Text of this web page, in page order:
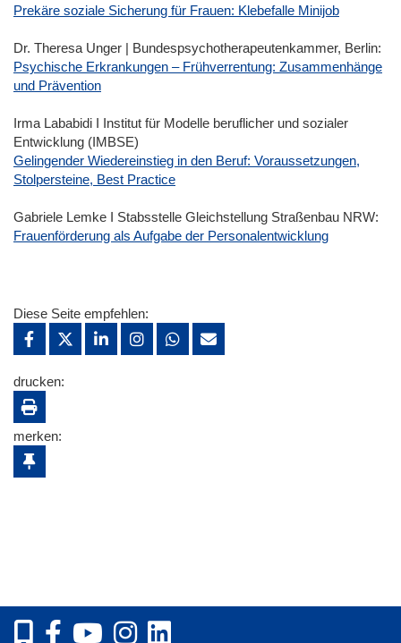
Prekäre soziale Sicherung für Frauen: Klebefalle Minijob
Dr. Theresa Unger | Bundespsychotherapeutenkammer, Berlin:
Psychische Erkrankungen – Frühverrentung: Zusammenhänge
und Prävention
Irma Lababidi І Institut für Modelle beruflicher und sozialer
Entwicklung (IMBSE)
Gelingender Wiedereinstieg in den Beruf: Voraussetzungen,
Stolpersteine, Best Practice
Gabriele Lemke І Stabsstelle Gleichstellung Straßenbau NRW:
Frauenförderung als Aufgabe der Personalentwicklung
Diese Seite empfehlen:
drucken:
merken: